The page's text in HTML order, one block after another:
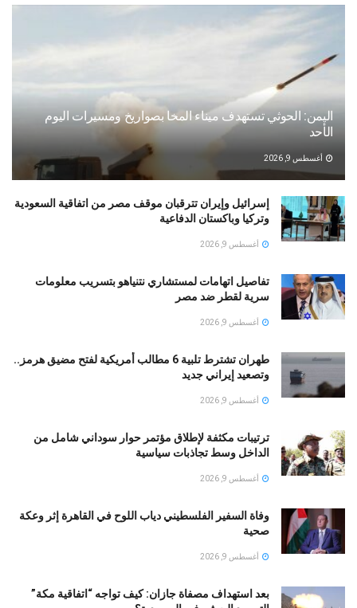
اليمن: الحوثي تستهدف ميناء المخا بصواريخ ومسيرات اليوم
الأحد
أغسطس 9, 2026
إسرائيل وإيران تترقبان موقف مصر من اتفاقية السعودية
وتركيا وباكستان الدفاعية
أغسطس 9, 2026
تفاصيل اتهامات لمستشاري نتنياهو بتسريب معلومات
سرية لقطر ضد مصر
أغسطس 9, 2026
طهران تشترط تلبية 6 مطالب أمريكية لفتح مضيق هرمز..
وتصعيد إيراني جديد
أغسطس 9, 2026
ترتيبات مكثفة لإطلاق مؤتمر حوار سوداني شامل من
الداخل وسط تجاذبات سياسية
أغسطس 9, 2026
وفاة السفير الفلسطيني دياب اللوح في القاهرة إثر وعكة
صحية
أغسطس 9, 2026
بعد استهداف مصفاة جازان: كيف تواجه “اتفاقية مكة”